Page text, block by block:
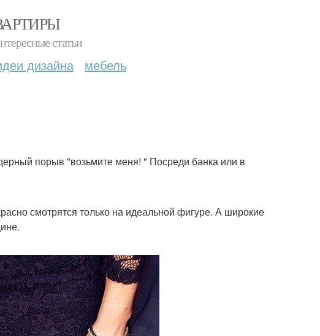
статьи
дизайна мебель
порыв "возьмите меня! " Посреди банка или в
смотрятся только на идеальной фигуре. А широкие